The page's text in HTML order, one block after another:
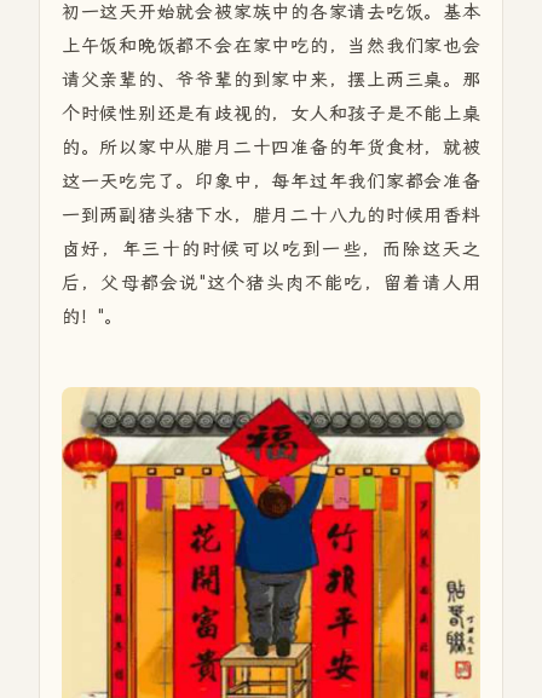
初一这天开始就会被家族中的各家请去吃饭。基本
上午饭和晚饭都不会在家中吃的，当然我们家也会
请父亲辈的、爷爷辈的到家中来，摆上两三桌。那
个时候性别还是有歧视的，女人和孩子是不能上桌
的。所以家中从腊月二十四准备的年货食材，就被
这一天吃完了。印象中，每年过年我们家都会准备
一到两副猪头猪下水，腊月二十八九的时候用香料
卤好，年三十的时候可以吃到一些，而除这天之
后，父母都会说"这个猪头肉不能吃，留着请人用
的！"。